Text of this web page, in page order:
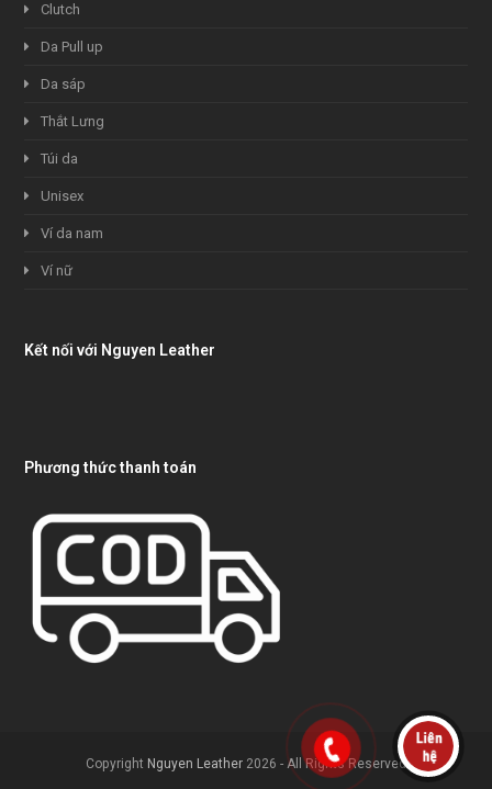
Clutch
Da Pull up
Da sáp
Thắt Lưng
Túi da
Unisex
Ví da nam
Ví nữ
Kết nối với Nguyen Leather
Phương thức thanh toán
Copyright Nguyen Leather 2026 - All Rights Reserved